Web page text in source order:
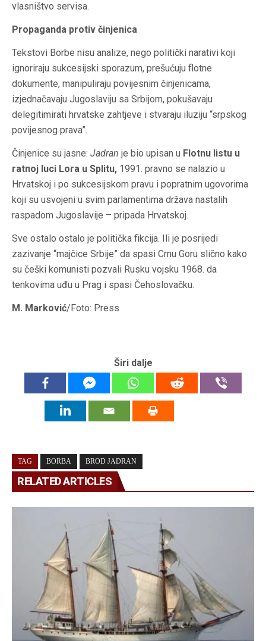
vlasništvo servisa.
Propaganda protiv činjenica
Tekstovi Borbe nisu analize, nego politički narativi koji
ignoriraju sukcesijski sporazum, prešućuju flotne
dokumente, manipuliraju povijesnim činjenicama,
izjednačavaju Jugoslaviju sa Srbijom, pokušavaju
delegitimirati hrvatske zahtjeve i stvaraju iluziju “srpskog
povijesnog prava”.
Činjenice su jasne: Jadran je bio upisan u Flotnu listu u
ratnoj luci Lora u Splitu, 1991. pravno se nalazio u
Hrvatskoj i po sukcesijskom pravu i popratnim ugovorima
koji su usvojeni u svim parlamentima država nastalih
raspadom Jugoslavije – pripada Hrvatskoj.
Sve ostalo ostalo je politička fikcija. Ili je posrijedi
zazivanje “majčice Srbije” da spasi Crnu Goru slično kako
su češki komunisti pozvali Rusku vojsku 1968. da
tenkovima uđu u Prag i spasi Čehoslovačku.
M. Marković/Foto: Press
Širi dalje
TAG BORBA BROD JADRAN
RELATED ARTICLES